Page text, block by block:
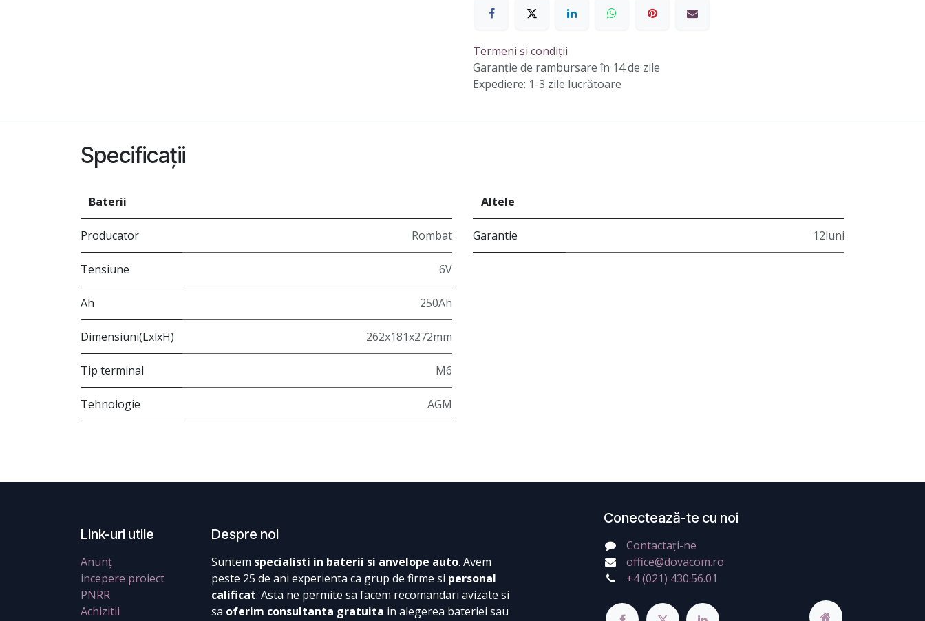
Termeni și condiții
Garanție de rambursare în 14 de zile
Expediere: 1-3 zile lucrătoare
Specificații
Baterii
Producator Rombat
Tensiune 6V
Ah 250Ah
Dimensiuni(LxlxH) 262x181x272mm
Tip terminal M6
Tehnologie AGM
Altele
Garantie 12luni
Link-uri utile
Anunț
incepere proiect
PNRR
Achizitii
Despre noi
Suntem specialisti in baterii si anvelope auto. Avem
peste 25 de ani experienta ca grup de firme si personal
calificat. Asta ne permite sa facem recomandari avizate si
sa oferim consultanta gratuita in alegerea bateriei sau
Conectează-te cu noi
Contactați-ne
office@dovacom.ro
+4 (021) 430.56.01